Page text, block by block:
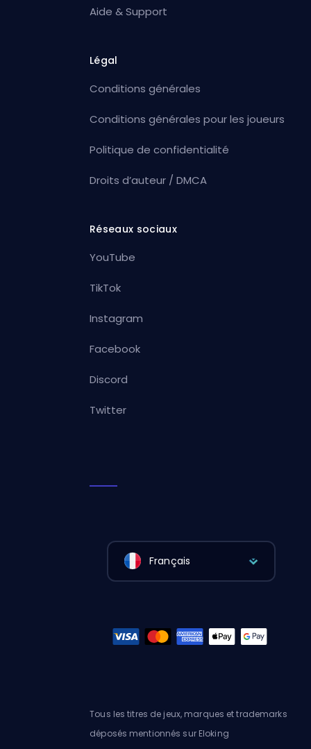
Aide & Support
Légal
Conditions générales
Conditions générales pour les joueurs
Politique de confidentialité
Droits d’auteur / DMCA
Réseaux sociaux
YouTube
TikTok
Instagram
Facebook
Discord
Twitter
Français
Tous les titres de jeux, marques et trademarks
déposés mentionnés sur Eloking